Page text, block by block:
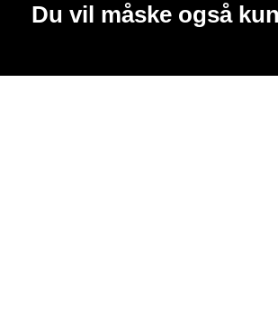
Du vil måske også